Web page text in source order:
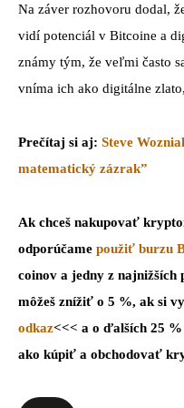
Na záver rozhovoru dodal,
vidí potenciál v Bitcoine a
známy tým, že veľmi často
vníma ich ako digitálne
Prečítaj si aj: Steve
matematický zázrak”
Ak chceš nakupovať
odporúčame použiť burzu
coinov a jedny z najnižších
môžeš znížiť o 5 %, ak si
odkaz<<< a o ďalších 25
ako kúpiť a obchodovať